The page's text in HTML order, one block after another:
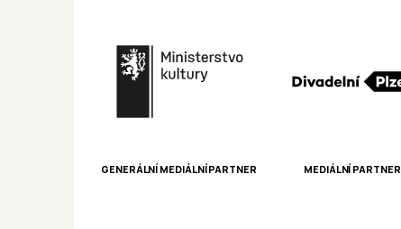
GENERÁLNÍ MEDIÁLNÍ PARTNER MEDIÁLNÍ PARTNER